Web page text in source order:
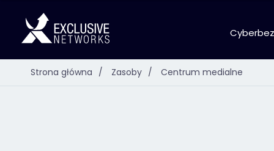
Strona główna / Zasoby / Centrum medialne